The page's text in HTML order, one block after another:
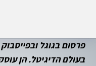
פרסום בגוגל
בעולם הדיגיטל. הן